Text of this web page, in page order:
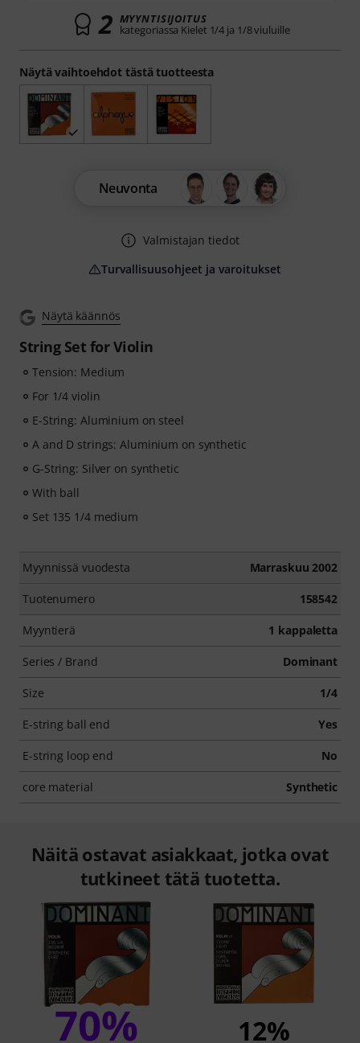
Näytä käännös
String Set for Violin
Tension: Medium
For 1/4 violin
E-String: Aluminium on steel
A and D strings: Aluminium on synthetic
G-String: Silver on synthetic
With ball
Set 135 1/4 medium
Myynnissä vuodesta Marraskuu 2002
Tuotenumero 158542
Myyntierä 1 kappaletta
Series / Brand Dominant
Size 1/4
E-string ball end Yes
E-string loop end No
core material Synthetic
Näytä vaihtoehdot tästä tuotteesta
2 MYYNTISIJOITUS
kategoriassa Kielet 1/4 ja 1/8 viuluille
Neuvonta
Valmistajan tiedot
Turvallisuusohjeet ja varoitukset
Näitä ostavat asiakkaat, jotka ovat
tutkineet tätä tuotetta.
70% 12%